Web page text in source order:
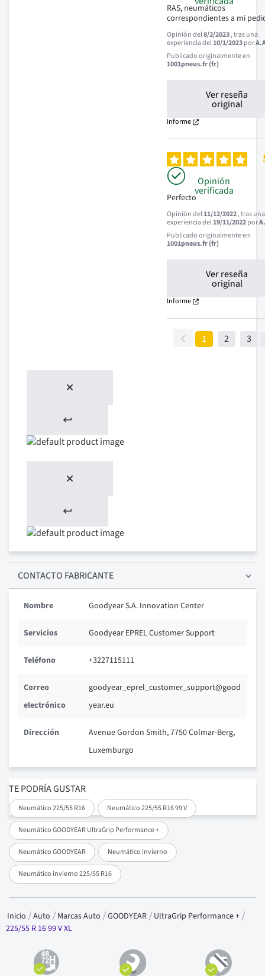
TE PODRÍA GUSTAR
Neumático 225/55 R16 Neumático 225/55 R16 99 V
Neumático GOODYEAR UltraGrip Performance +
Neumático GOODYEAR Neumático invierno
Neumático invierno 225/55 R16
RAS, neumáticos
correspondientes a mi
Opinión del8/2/2023, tras una
experiencia del10/1/2023por
Publicado originalmente en
1001pneus.fr (fr)
Ver reseña
original
Informe
Opinión
verificada
Perfecto
Opinión del11/12/2022, tras una
experiencia del19/11/2022por
Publicado originalmente en
1001pneus.fr (fr)
Ver reseña
original
Informe
1 2 3
CONTACTO FABRICANTE
Nombre Goodyear S.A. Innovation Center
Servicios Goodyear EPREL Customer Support
Teléfono +3227115111
Correo
electrónico
goodyear_eprel_customer_support@good
year.eu
Dirección
Avenue Gordon Smith, 7750 Colmar-Berg,
Luxemburgo
Inicio Auto Marcas Auto GOODYEAR
UltraGrip Performance +
225/55 R 16 99 V XL